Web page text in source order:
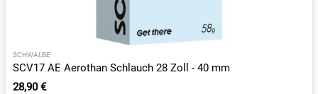
SCHWALBE
SCV17 AE Aerothan Schlauch 28 Zoll - 40 mm
28,90 €